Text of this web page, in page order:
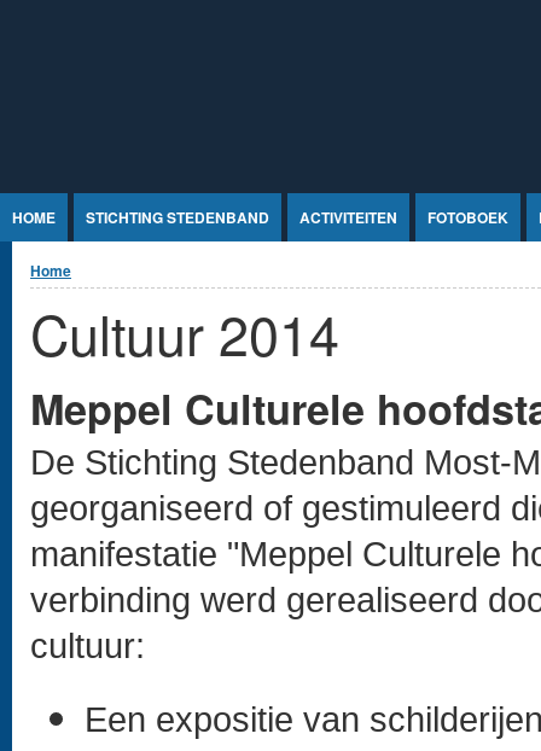
HOME STICHTING STEDENBAND ACTIVITEITEN FOTOBOEK
U bent hier
Home
Cultuur 2014
Meppel Culturele
De Stichting Stedenband Most-
georganiseerd of gestimuleerd
manifestatie "Meppel Culturele
verbinding werd gerealiseerd
cultuur:
Een expositie van